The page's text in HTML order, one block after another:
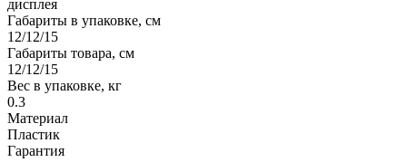
дисплея
Габариты в упаковке, см
12/12/15
Габариты товара, см
12/12/15
Вес в упаковке, кг
0.3
Материал
Пластик
Гарантия